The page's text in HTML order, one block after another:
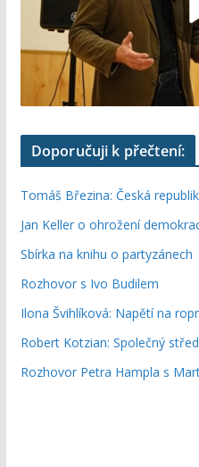
Doporučuji k přečtení:
Tomáš Březina: Česká
Jan Keller o ohrožení
Sbírka na knihu o partyzánech
Rozhovor s Ivo Budilem
Ilona Švihlíková: Napětí na
Robert Kotzian: Společný
Rozhovor Petra Hampla s